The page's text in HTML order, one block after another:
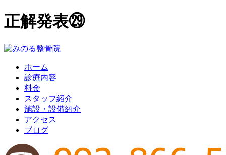
正解発表㉙
ホーム
診療内容
料金
スタッフ紹介
施設・設備紹介
アクセス
ブログ